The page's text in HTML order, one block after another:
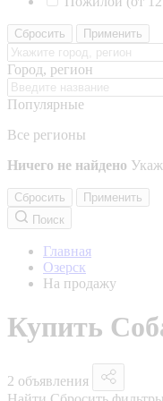
Сбросить Применить
Город, регион
Популярные
Все регионы
Ничего не найдено
Сбросить
Применить
Поиск
Главная
Озерск
На продажу
Купить
2 объявления